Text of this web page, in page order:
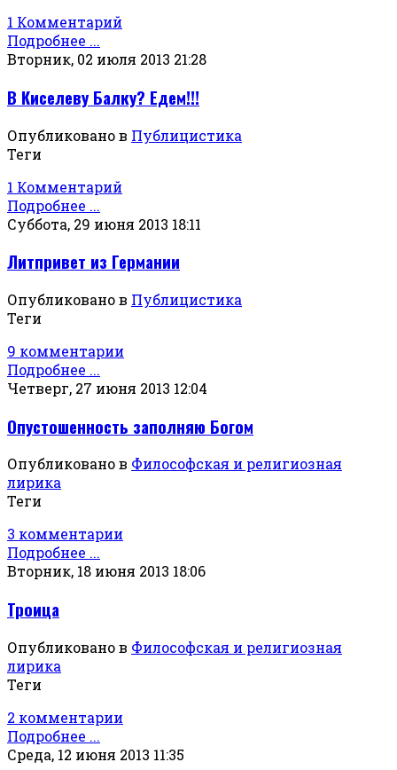
1 Комментарий
Подробнее ...
Вторник, 02 июля 2013 21:28
В Киселеву Балку? Едем!!!
Опубликовано в Публицистика
Теги
1 Комментарий
Подробнее ...
Суббота, 29 июня 2013 18:11
Литпривет из Германии
Опубликовано в Публицистика
Теги
9 комментарии
Подробнее ...
Четверг, 27 июня 2013 12:04
Опустошенность заполняю Богом
Опубликовано в Философская и религиозная
лирика
Теги
3 комментарии
Подробнее ...
Вторник, 18 июня 2013 18:06
Троица
Опубликовано в Философская и религиозная
лирика
Теги
2 комментарии
Подробнее ...
Среда, 12 июня 2013 11:35